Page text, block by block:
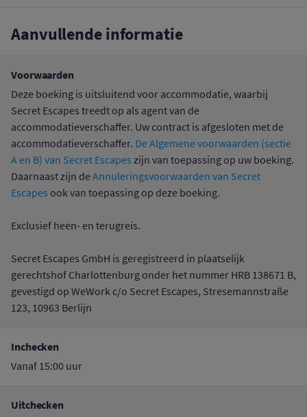
Aanvullende informatie
Voorwaarden
Deze boeking is uitsluitend voor accommodatie, waarbij
Secret Escapes treedt op als agent van de
accommodatieverschaffer. Uw contract is afgesloten met de
accommodatieverschaffer. De Algemene voorwaarden (sectie
A en B) van Secret Escapes zijn van toepassing op uw boeking.
Daarnaast zijn deAnnuleringsvoorwaarden van Secret
Escapes ook van toepassing op deze boeking.
Exclusief heen- en terugreis.
Secret Escapes GmbH is geregistreerd in plaatselijk
gerechtshof Charlottenburg onder het nummer HRB 138671 B,
gevestigd op WeWork c/o Secret Escapes, Stresemannstraße
123, 10963 Berlijn
Inchecken
Vanaf 15:00 uur
Uitchecken